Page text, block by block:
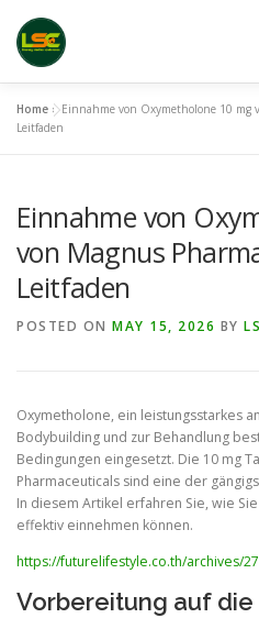
content
HOME
ACCEPTED ABSTRACTS
PUBLICATION CHANNELS
Home »Einnahme von Oxymetholone 10 mg
Leitfaden
Einnahme von
von Magnus
Leitfaden
POSTED ON MAY 15, 2026 BY
Oxymetholone, ein leistungsstarkes
Bodybuilding und zur Behandlung
Bedingungen eingesetzt. Die 10 mg
Pharmaceuticals sind eine der
In diesem Artikel erfahren Sie, wie
effektiv einnehmen können.
https://futurelifestyle.co.th/archives/
Vorbereitung auf die